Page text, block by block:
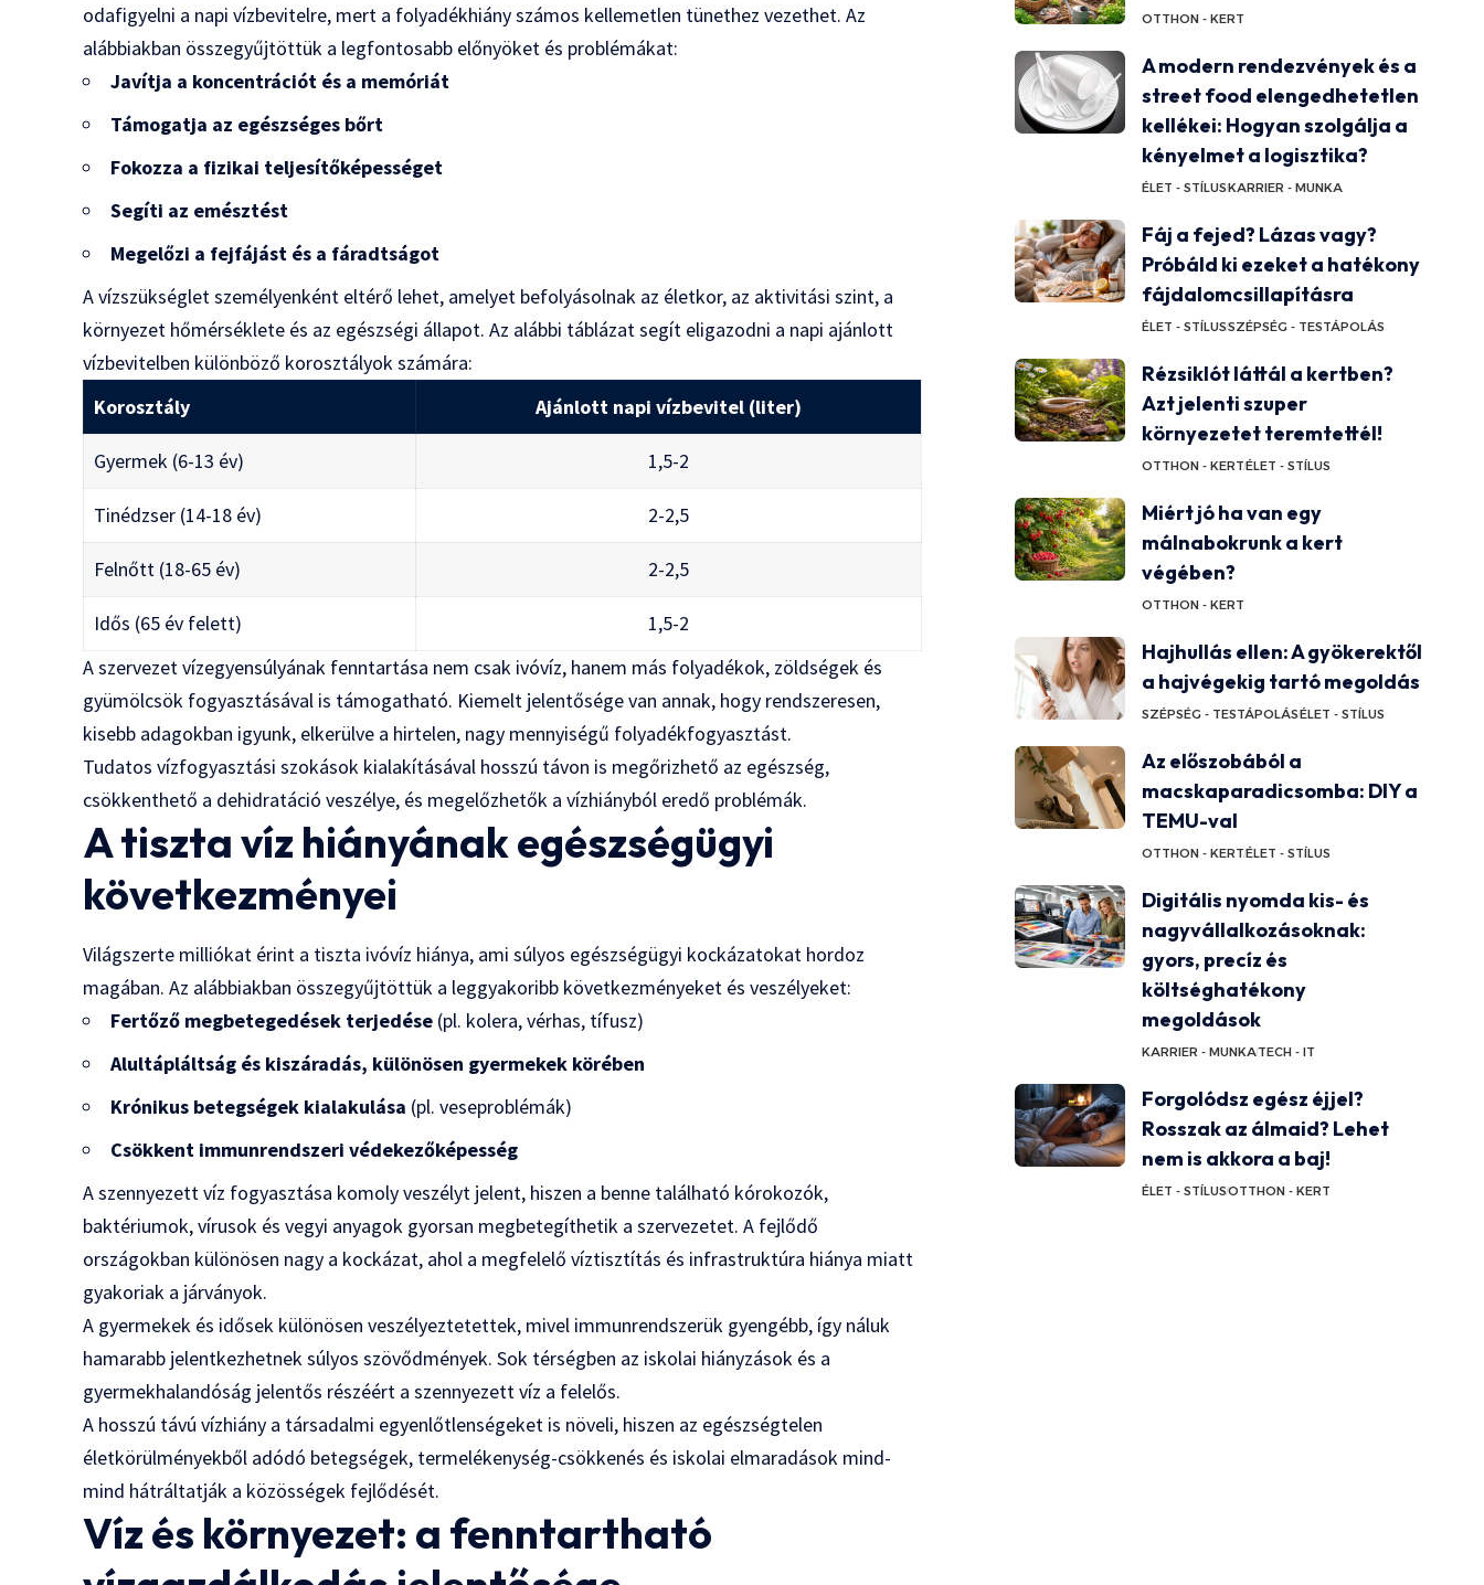
odafigyelni a napi vízbevitelre, mert a folyadékhiány számos kellemetlen tünethez vezethet. Az
alábbiakban összegyűjtöttük a legfontosabb előnyöket és problémákat:
Javítja a koncentrációt és a memóriát
Támogatja az egészséges bőrt
Fokozza a fizikai teljesítőképességet
Segíti az emésztést
Megelőzi a fejfájást és a fáradtságot
A vízszükséglet személyenként eltérő lehet, amelyet befolyásolnak az életkor, az aktivitási szint, a
környezet hőmérséklete és az egészségi állapot. Az alábbi táblázat segít eligazodni a napi ajánlott
vízbevitelben különböző korosztályok számára:
Korosztály
Ajánlott napi vízbevitel (liter)
Gyermek (6-13 év) 1,5-2
Tinédzser (14-18 év) 2-2,5
Felnőtt (18-65 év) 2-2,5
Idős (65 év felett)
1,5-2
A szervezet vízegyensúlyának fenntartása nem csak ivóvíz, hanem más folyadékok, zöldségek és
gyümölcsök fogyasztásával is támogatható. Kiemelt jelentősége van annak, hogy rendszeresen,
kisebb adagokban igyunk, elkerülve a hirtelen, nagy mennyiségű folyadékfogyasztást.
Tudatos vízfogyasztási szokások kialakításával hosszú távon is megőrizhető az egészség,
csökkenthető a dehidratáció veszélye, és megelőzhetők a vízhiányból eredő problémák.
A tiszta víz hiányának egészségügyi
következményei
Világszerte milliókat érint a tiszta ivóvíz hiánya, ami súlyos egészségügyi kockázatokat hordoz
magában. Az alábbiakban összegyűjtöttük a leggyakoribb következményeket és veszélyeket:
Fertőző megbetegedések terjedése (pl. kolera, vérhas, tífusz)
Alultápláltság és kiszáradás, különösen gyermekek körében
Krónikus betegségek kialakulása (pl. veseproblémák)
Csökkent immunrendszeri védekezőképesség
A szennyezett víz fogyasztása komoly veszélyt jelent, hiszen a benne található kórokozók,
baktériumok, vírusok és vegyi anyagok gyorsan megbetegíthetik a szervezetet. A fejlődő
országokban különösen nagy a kockázat, ahol a megfelelő víztisztítás és infrastruktúra hiánya miatt
gyakoriak a járványok.
A gyermekek és idősek különösen veszélyeztetettek, mivel immunrendszerük gyengébb, így náluk
hamarabb jelentkezhetnek súlyos szövődmények. Sok térségben az iskolai hiányzások és a
gyermekhalandóság jelentős részéért a szennyezett víz a felelős.
A hosszú távú vízhiány a társadalmi egyenlőtlenségeket is növeli, hiszen az egészségtelen
életkörülményekből adódó betegségek, termelékenység-csökkenés és iskolai elmaradások mind-
mind hátráltatják a közösségek fejlődését.
Víz és környezet: a fenntartható
OTTHON - KERT
A modern rendezvények és a
street food elengedhetetlen
kellékei: Hogyan szolgálja a
kényelmet a logisztika?
ÉLET - STÍLUSKARRIER - MUNKA
Fáj a fejed? Lázas vagy?
Próbáld ki ezeket a hatékony
fájdalomcsillapításra
ÉLET - STÍLUSSZÉPSÉG - TESTÁPOLÁS
Rézsiklót láttál a kertben?
Azt jelenti szuper
környezetet teremtettél!
OTTHON - KERTÉLET - STÍLUS
Miért jó ha van egy
málnabokrunk a kert
végében?
OTTHON - KERT
Hajhullás ellen: A gyökerektől
a hajvégekig tartó megoldás
SZÉPSÉG - TESTÁPOLÁSÉLET - STÍLUS
Az előszobából a
macskaparadicsomba: DIY a
TEMU-val
OTTHON - KERTÉLET - STÍLUS
Digitális nyomda kis- és
nagyvállalkozásoknak:
gyors, precíz és
költséghatékony
megoldások
KARRIER - MUNKATECH - IT
Forgolódsz egész éjjel?
Rosszak az álmaid? Lehet
nem is akkora a baj!
ÉLET - STÍLUSOTTHON - KERT